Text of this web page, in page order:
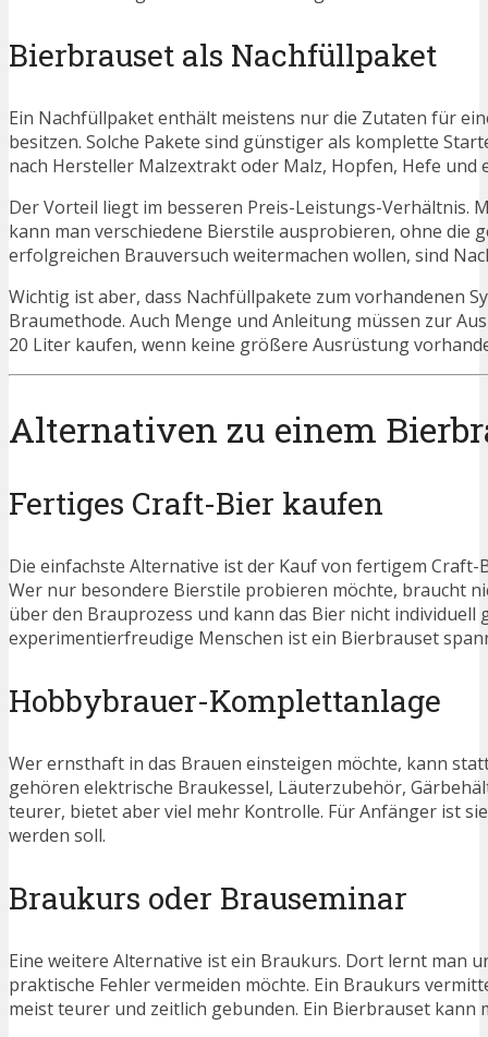
Bierbrauset als Nachfüllpaket
Ein Nachfüllpaket enthält meistens nur die Zutaten für
besitzen. Solche Pakete sind günstiger als komplette
nach Hersteller Malzextrakt oder Malz, Hopfen, Hefe und
Der Vorteil liegt im besseren Preis-Leistungs-Verhältnis.
kann man verschiedene Bierstile ausprobieren, ohne die
erfolgreichen Brauversuch weitermachen wollen, sind
Wichtig ist aber, dass Nachfüllpakete zum vorhandenen
Braumethode. Auch Menge und Anleitung müssen zur
20 Liter kaufen, wenn keine größere Ausrüstung
Alternativen zu einem
Fertiges Craft-Bier kaufen
Die einfachste Alternative ist der Kauf von fertigem
Wer nur besondere Bierstile probieren möchte, braucht
über den Brauprozess und kann das Bier nicht
experimentierfreudige Menschen ist ein Bierbrauset
Hobbybrauer-Komplettanlage
Wer ernsthaft in das Brauen einsteigen möchte, kann
gehören elektrische Braukessel, Läuterzubehör,
teurer, bietet aber viel mehr Kontrolle. Für Anfänger ist
werden soll.
Braukurs oder Brauseminar
Eine weitere Alternative ist ein Braukurs. Dort lernt man
praktische Fehler vermeiden möchte. Ein Braukurs
meist teurer und zeitlich gebunden. Ein Bierbrauset kann